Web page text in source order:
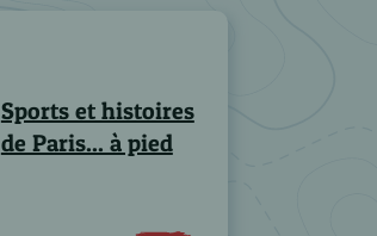
Sports et histoires
de Paris... à pied